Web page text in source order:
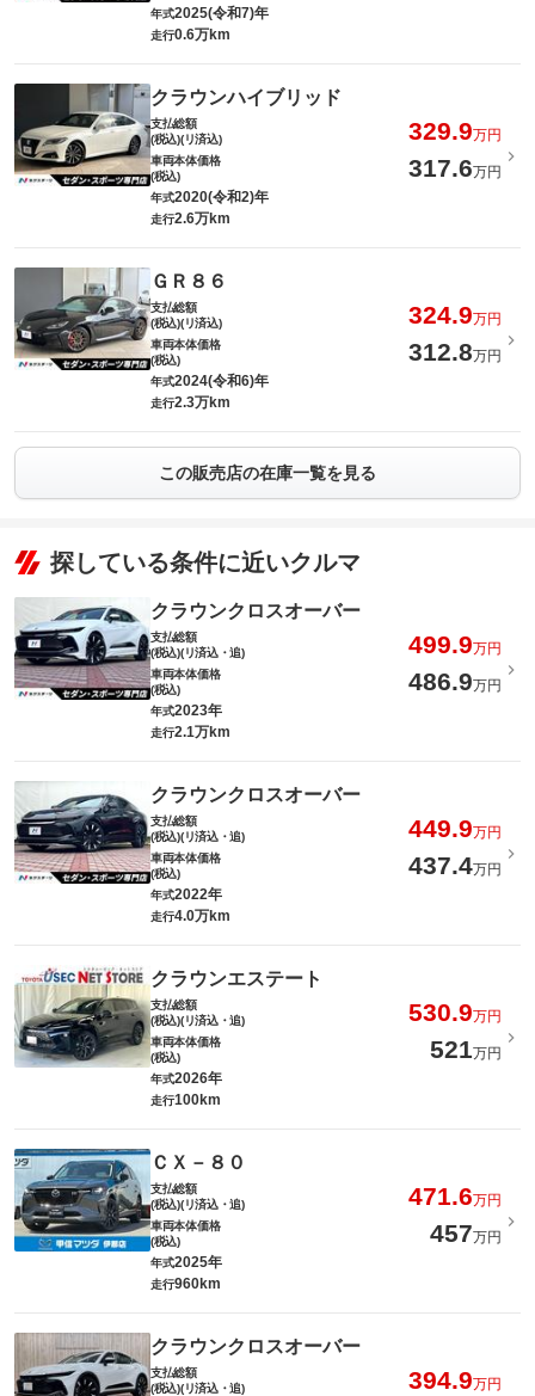
年式2025(令和7)年
走行0.6万km
クラウンハイブリッド
支払総額
(税込)(リ済込)
329.9万円
車両本体価格
(税込)
317.6万円
年式2020(令和2)年
走行2.6万km
ＧＲ８６
支払総額
(税込)(リ済込)
324.9万円
車両本体価格
(税込)
312.8万円
年式2024(令和6)年
走行2.3万km
この販売店の在庫一覧を見る
探している条件に近いクルマ
クラウンクロスオーバー
支払総額
(税込)(リ済込・追)
499.9万円
車両本体価格
(税込)
486.9万円
年式2023年
走行2.1万km
クラウンクロスオーバー
支払総額
(税込)(リ済込・追)
449.9万円
車両本体価格
(税込)
437.4万円
年式2022年
走行4.0万km
クラウンエステート
支払総額
(税込)(リ済込・追)
530.9万円
車両本体価格
(税込)
521万円
年式2026年
走行100km
ＣＸ－８０
支払総額
(税込)(リ済込・追)
471.6万円
車両本体価格
(税込)
457万円
年式2025年
走行960km
クラウンクロスオーバー
支払総額
(税込)(リ済込・追)
394.9万円